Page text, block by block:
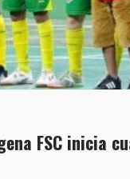
FSC inicia